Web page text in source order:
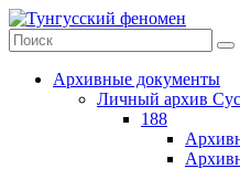
Архивные документы
Личный архив
188